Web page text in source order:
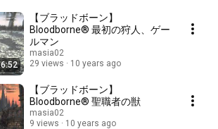
6:52
【ブラッドボーン】
Bloodborne® 最初の狩人、ゲー
ルマン
masia02
29 views
10 years ago
【ブラッドボーン】
Bloodborne® 聖職者の獣
masia02
9 views
10 years ago